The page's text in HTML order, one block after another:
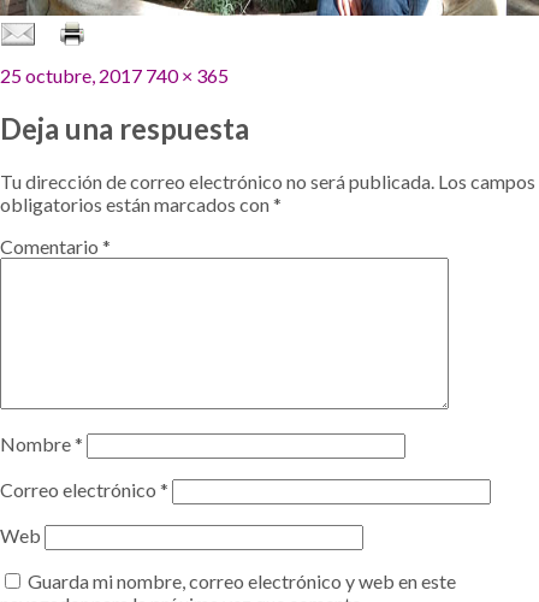
Publicado
25 octubre, 2017 Tamaño
740 × 365
Deja una respuesta
Tu dirección de correo electrónico no será publicada. Los campos
obligatorios están marcados con*
Comentario *
Nombre*
Correo electrónico *
Web
Guarda mi nombre, correo electrónico y web en este